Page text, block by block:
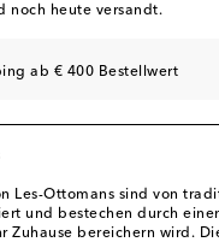
noch heute versandt.
ab € 400 Bestellwert
Les-Ottomans sind von
und bestechen durch
Zuhause bereichern wird.